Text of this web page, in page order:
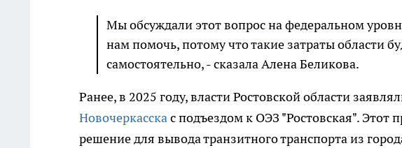
Мы обсуждали этот вопрос на федеральном
нам помочь, потому что такие затраты области
самостоятельно, - сказала Алена Беликова.
Ранее, в 2025 году, власти Ростовской области
Новочеркасскас подъездом к ОЭЗ "Ростовская". Этот
решение для вывода транзитного транспорта из